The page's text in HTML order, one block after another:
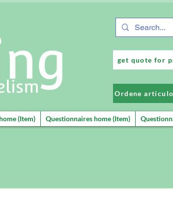
get quote for
Ordene
(Item) Questionnaires home (Item)